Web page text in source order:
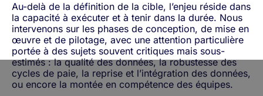
Au-delà de la définition de la cible, l’enjeu réside dans
la capacité à exécuter et à tenir dans la durée. Nous
intervenons sur les phases de conception, de mise en
œuvre et de pilotage, avec une attention particulière
portée à des sujets souvent critiques mais sous-
estimés : la qualité des données, la robustesse des
cycles de paie, la reprise et l’intégration des données,
ou encore la montée en compétence des équipes.